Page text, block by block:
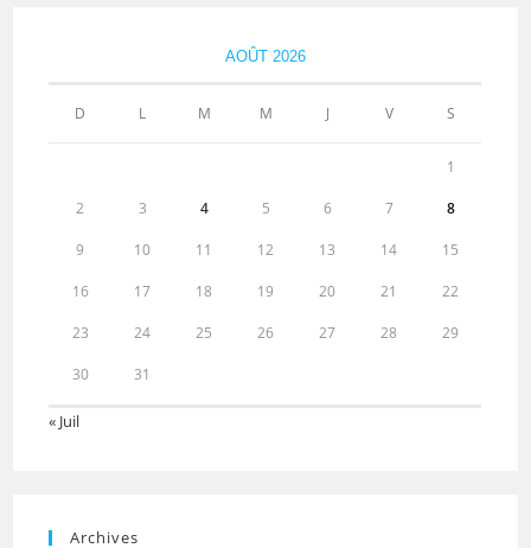
AOÛT 2026
D L M M J V S
1
2 3 4 5 6 7 8
9 10 11 12 13 14 15
16 17 18 19 20 21 22
23 24 25 26 27 28 29
30 31
« Juil
Archives